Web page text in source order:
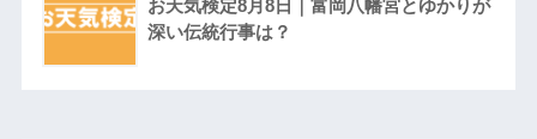
お天気検定8月8日｜富岡八幡宮とゆかりが
深い伝統行事は？